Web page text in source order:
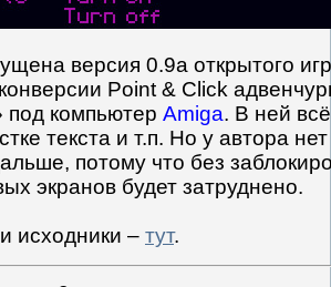
версия 0.9a открытого
Point & Click
под компьютер Amiga. В ней
текста и т.п. Но у автора
потому что без
экранов будет затруднено.
исходники – тут.